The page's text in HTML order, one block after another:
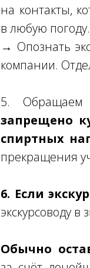
на контакты,
в любую погоду.
→ Опознать
компании.
5. Обращаем
запрещено
спиртных
прекращения
6. Если
экскурсоводу в
Обычно